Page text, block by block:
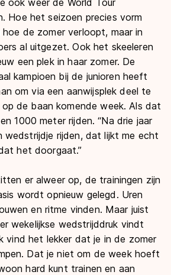
ook weer de World Tour
Hoe het seizoen precies vorm
de zomer verloopt, maar in
al uitgezet. Ook het skeeleren
een plek in haar zomer. De
kampioen bij de junioren heeft
om via een aanwijsplek deel te
de baan komende week. Als dat
1000 meter rijden. “Na drie jaar
wedstrijdje rijden, dat lijkt me echt
het doorgaat.”
er alweer op, de trainingen zijn
wordt opnieuw gelegd. Uren
en ritme vinden. Maar juist
wekelijkse wedstrijddruk vindt
vind het lekker dat je in de zomer
Dat je niet om de week hoeft
hard kunt trainen en aan